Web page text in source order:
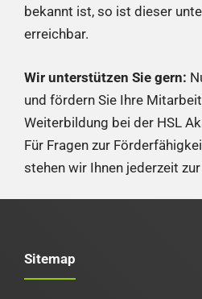
bekannt ist, so ist dieser
erreichbar.
Wir unterstützen Sie gern:
und fördern Sie Ihre
Weiterbildung bei der HSL
Für Fragen zur
stehen wir Ihnen jederzeit
Sitemap